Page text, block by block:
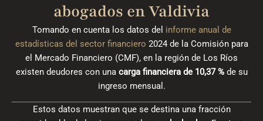
abogados en Valdivia
Tomando en cuenta los datos del informe anual de
estadísticas del sector financiero 2024 de la Comisión para
el Mercado Financiero (CMF), en la región de Los Ríos
existen deudores con unacarga financiera de 10,37 %de su
ingreso mensual.
Estos datos muestran que se destina una fracción